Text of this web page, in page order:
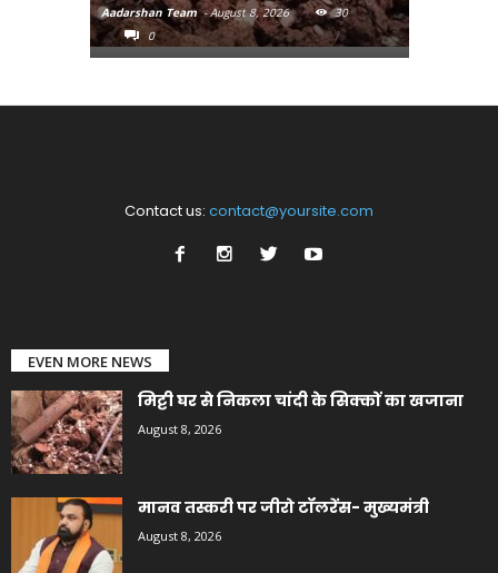
Aadarshan Team - August 8, 2026
30
0
Contact us: contact@yoursite.com
EVEN MORE NEWS
मिट्टी घर से निकला चांदी के सिक्कों का खजाना
August 8, 2026
मानव तस्करी पर जीरो टॉलरेंस- मुख्यमंत्री
August 8, 2026